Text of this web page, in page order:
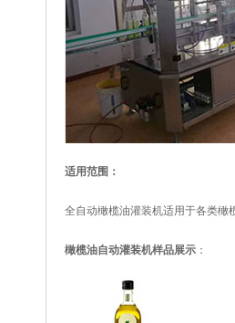
适用范围：
全自动橄榄油灌装机适用于各类橄
橄榄油自动灌装机样品展示 ：